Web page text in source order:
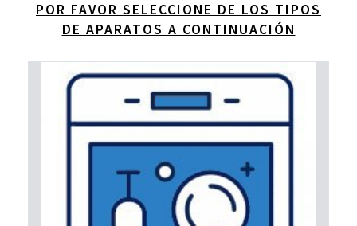
POR FAVOR SELECCIONE DE LOS TIPOS
DE APARATOS A CONTINUACIÓN